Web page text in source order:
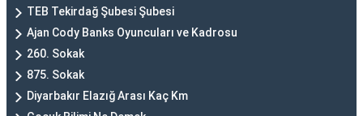
TEB Tekirdağ Şubesi Şubesi
Ajan Cody Banks Oyuncuları ve Kadrosu
260. Sokak
875. Sokak
Diyarbakır Elazığ Arası Kaç Km